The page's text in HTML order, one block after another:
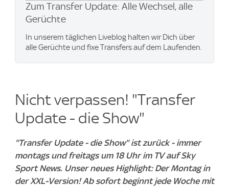
Zum Transfer Update: Alle Wechsel, alle
Gerüchte
In unserem täglichen Liveblog halten wir Dich über
alle Gerüchte und fixe Transfers auf dem Laufenden.
Nicht verpassen! "Transfer
Update - die Show"
"Transfer Update - die Show" ist zurück - immer
montags und freitags um 18 Uhr im TV auf Sky
Sport News. Unser neues Highlight: Der Montag in
der XXL-Version! Ab sofort beginnt jede Woche mit